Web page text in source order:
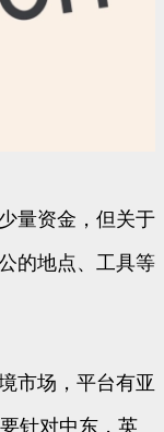
量资金，但关于
的地点、工具等
市场，平台有亚
针对中东，英